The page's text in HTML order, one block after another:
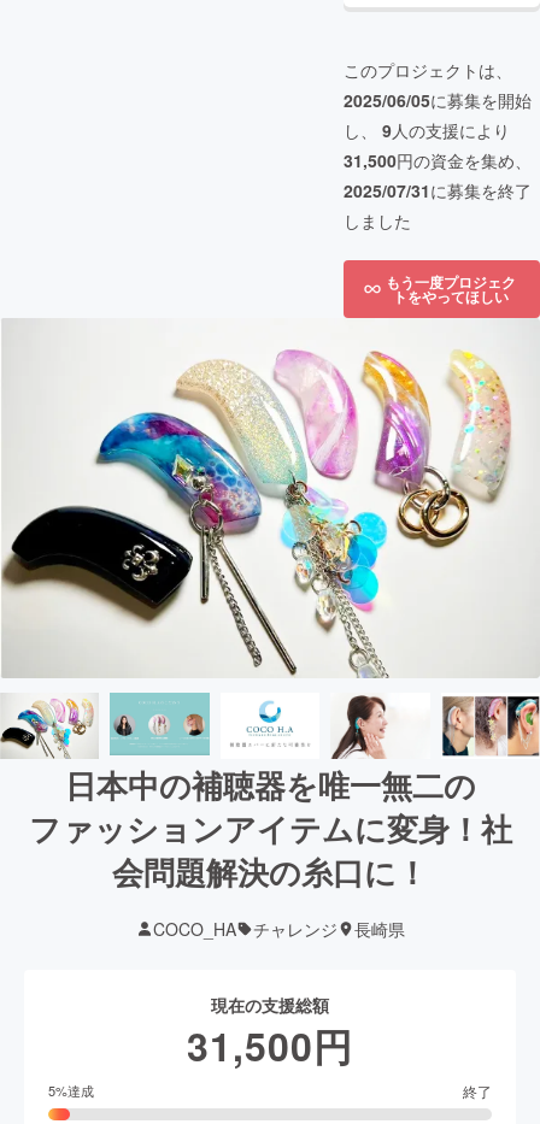
このプロジェクトは、
2025/06/05に募集を開始
し、 9人の支援により
31,500円の資金を集め、
2025/07/31に募集を終了
しました
もう一度プロジェク
トをやってほしい
日本中の補聴器を唯一無二の
ファッションアイテムに変身！社
会問題解決の糸口に！
COCO_HA チャレンジ 長崎県
現在の支援総額
31,500円
5%達成 終了